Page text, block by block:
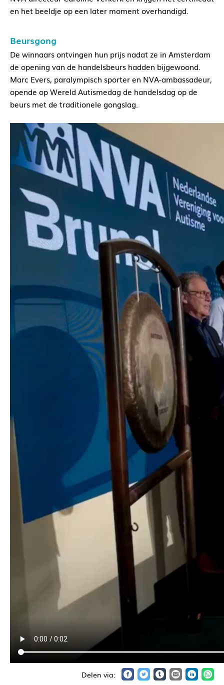
en het beeldje op een later moment overhandigd.
Beursgong
De winnaars ontvingen hun prijs nadat ze in Amsterdam
de opening van de handelsbeurs hadden bijgewoond.
Marc Evers, paralympisch sporter en NVA-ambassadeur,
opende op Wereld Autismedag de handelsdag op de
beurs met de traditionele gongslag.